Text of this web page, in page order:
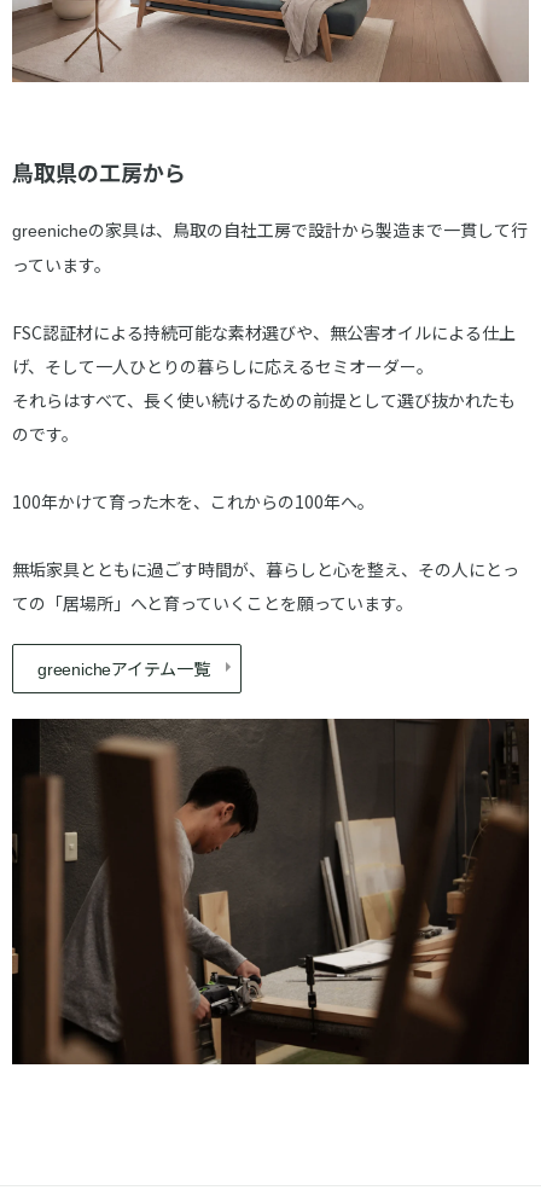
鳥取県の工房から
greenicheの家具は、鳥取の自社工房で設計から製造まで一貫して行
っています。
FSC認証材による持続可能な素材選びや、無公害オイルによる仕上
げ、そして一人ひとりの暮らしに応えるセミオーダー。
それらはすべて、長く使い続けるための前提として選び抜かれたも
のです。
100年かけて育った木を、これからの100年へ。
無垢家具とともに過ごす時間が、暮らしと心を整え、その人にとっ
ての「居場所」へと育っていくことを願っています。
greenicheアイテム一覧